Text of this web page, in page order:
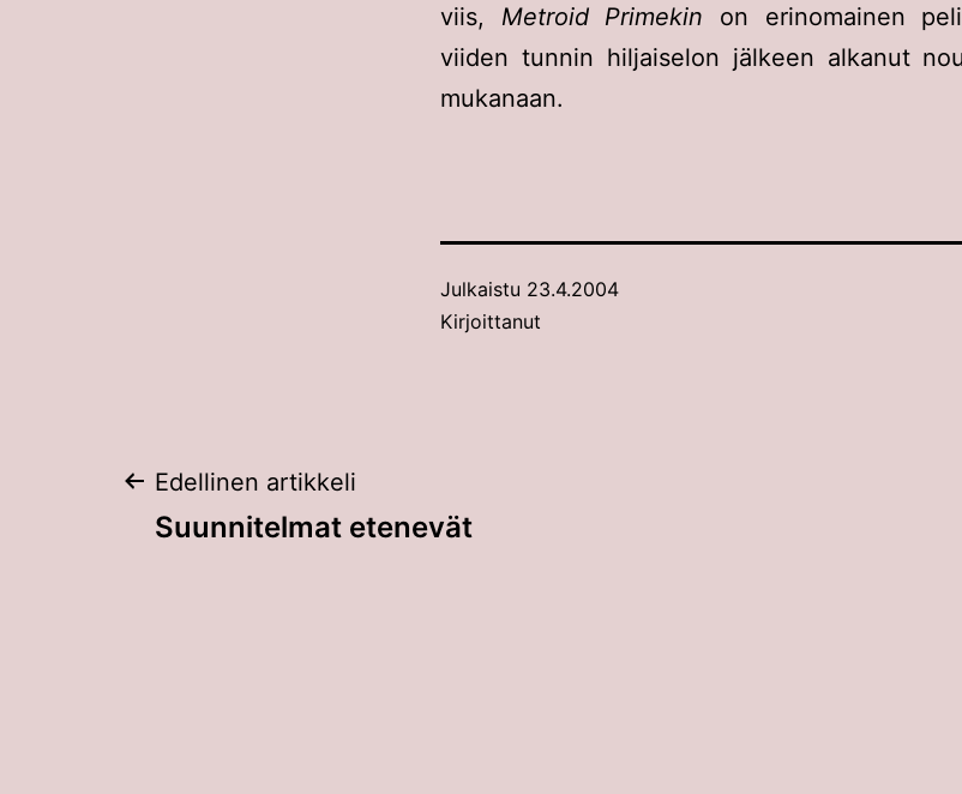
viis, Metroid Primekin on erinomainen
viiden tunnin hiljaiselon jälkeen alkanut
mukanaan.
Julkaistu 23.4.2004
Kirjoittanut
Artikkelien
Edellinen artikkeli
Suunnitelmat etenevät